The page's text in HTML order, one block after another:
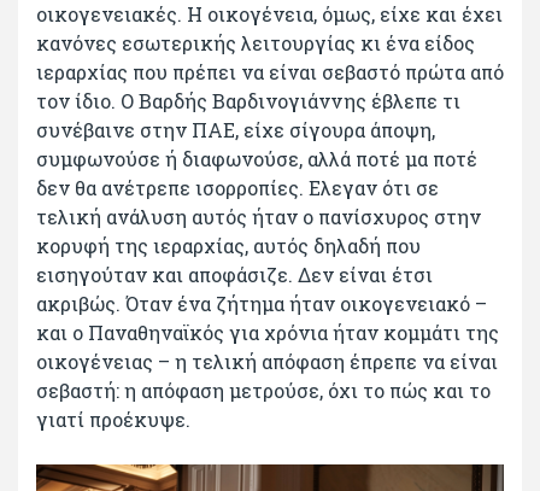
οικογενειακές. Η οικογένεια, όμως, είχε και έχει
κανόνες εσωτερικής λειτουργίας κι ένα είδος
ιεραρχίας που πρέπει να είναι σεβαστό πρώτα από
τον ίδιο. Ο Βαρδής Βαρδινογιάννης έβλεπε τι
συνέβαινε στην ΠΑΕ, είχε σίγουρα άποψη,
συμφωνούσε ή διαφωνούσε, αλλά ποτέ μα ποτέ
δεν θα ανέτρεπε ισορροπίες. Ελεγαν ότι σε
τελική ανάλυση αυτός ήταν ο πανίσχυρος στην
κορυφή της ιεραρχίας, αυτός δηλαδή που
εισηγούταν και αποφάσιζε. Δεν είναι έτσι
ακριβώς. Όταν ένα ζήτημα ήταν οικογενειακό –
και ο Παναθηναϊκός για χρόνια ήταν κομμάτι της
οικογένειας – η τελική απόφαση έπρεπε να είναι
σεβαστή: η απόφαση μετρούσε, όχι το πώς και το
γιατί προέκυψε.